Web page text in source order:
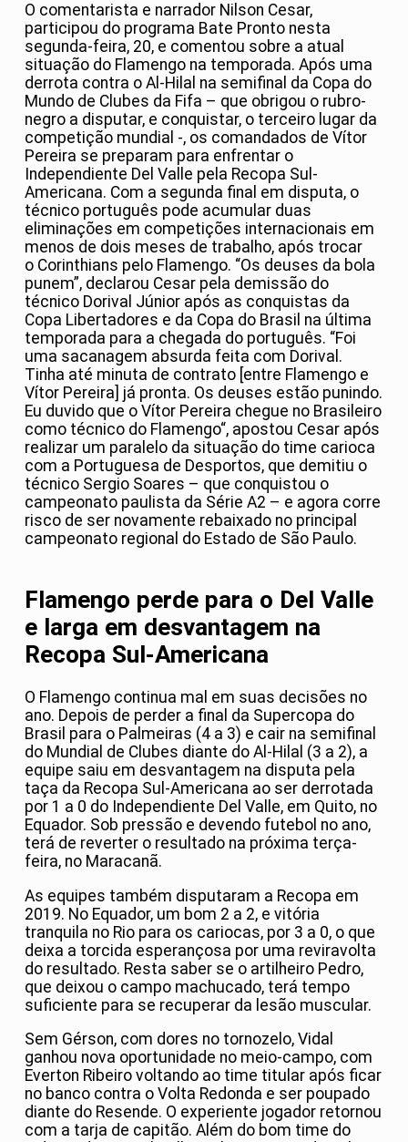
O comentarista e narrador Nilson Cesar,
participou do programa Bate Pronto nesta
segunda-feira, 20, e comentou sobre a atual
situação do Flamengo na temporada. Após uma
derrota contra o Al-Hilal na semifinal da Copa do
Mundo de Clubes da Fifa – que obrigou o rubro-
negro a disputar, e conquistar, o terceiro lugar da
competição mundial -, os comandados de Vítor
Pereira se preparam para enfrentar o
Independiente Del Valle pela Recopa Sul-
Americana. Com a segunda final em disputa, o
técnico português pode acumular duas
eliminações em competições internacionais em
menos de dois meses de trabalho, após trocar
o Corinthians pelo Flamengo. “Os deuses da bola
punem”, declarou Cesar pela demissão do
técnico Dorival Júnior após as conquistas da
Copa Libertadores e da Copa do Brasil na última
temporada para a chegada do português. “Foi
uma sacanagem absurda feita com Dorival.
Tinha até minuta de contrato [entre Flamengo e
Vítor Pereira] já pronta. Os deuses estão punindo.
Eu duvido que o Vítor Pereira chegue no Brasileiro
como técnico do Flamengo“, apostou Cesar após
realizar um paralelo da situação do time carioca
com a Portuguesa de Desportos, que demitiu o
técnico Sergio Soares – que conquistou o
campeonato paulista da Série A2 – e agora corre
risco de ser novamente rebaixado no principal
campeonato regional do Estado de São Paulo.
Flamengo perde para o Del Valle
e larga em desvantagem na
Recopa Sul-Americana
O Flamengo continua mal em suas decisões no
ano. Depois de perder a final da Supercopa do
Brasil para o Palmeiras (4 a 3) e cair na semifinal
do Mundial de Clubes diante do Al-Hilal (3 a 2), a
equipe saiu em desvantagem na disputa pela
taça da Recopa Sul-Americana ao ser derrotada
por 1 a 0 do Independiente Del Valle, em Quito, no
Equador. Sob pressão e devendo futebol no ano,
terá de reverter o resultado na próxima terça-
feira, no Maracanã.
As equipes também disputaram a Recopa em
2019. No Equador, um bom 2 a 2, e vitória
tranquila no Rio para os cariocas, por 3 a 0, o que
deixa a torcida esperançosa por uma reviravolta
do resultado. Resta saber se o artilheiro Pedro,
que deixou o campo machucado, terá tempo
suficiente para se recuperar da lesão muscular.
Sem Gérson, com dores no tornozelo, Vidal
ganhou nova oportunidade no meio-campo, com
Everton Ribeiro voltando ao time titular após ficar
no banco contra o Volta Redonda e ser poupado
diante do Resende. O experiente jogador retornou
com a tarja de capitão. Além do bom time do